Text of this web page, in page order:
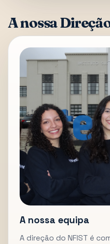
A nossa
A nossa equipa
A direção do NFIST é